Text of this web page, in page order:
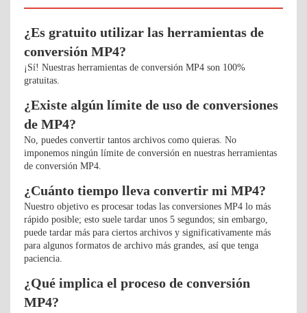
¿Es gratuito utilizar las herramientas de
conversión MP4?
¡Sí! Nuestras herramientas de conversión MP4 son ​​100%
gratuitas.
¿Existe algún límite de uso de conversiones
de MP4?
No, puedes convertir tantos archivos como quieras. No
imponemos ningún límite de conversión en nuestras herramientas
de conversión MP4.
¿Cuánto tiempo lleva convertir mi MP4?
Nuestro objetivo es procesar todas las conversiones MP4 lo más
rápido posible; esto suele tardar unos 5 segundos; sin embargo,
puede tardar más para ciertos archivos y significativamente más
para algunos formatos de archivo más grandes, así que tenga
paciencia.
¿Qué implica el proceso de conversión
MP4?